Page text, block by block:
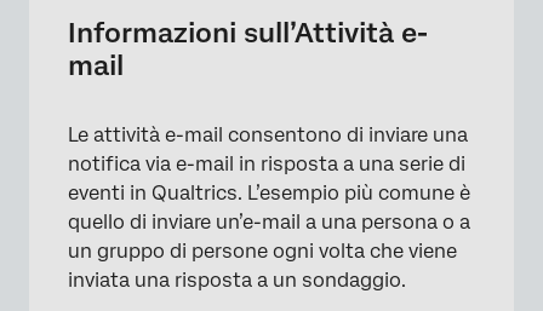
Impostazione di un’attività e-mail
Rapporti di risposta
Risoluzione dei problemi delle attività e-mail
Esempi di casi d’uso per attività e-mail
FAQs
Informazioni sull’Attività e-
mail
Le attività e-mail consentono di inviare una
notifica via e-mail in risposta a una serie di
eventi in Qualtrics. L’esempio più comune è
quello di inviare un’e-mail a una persona o a
un gruppo di persone ogni volta che viene
inviata una risposta a un sondaggio.